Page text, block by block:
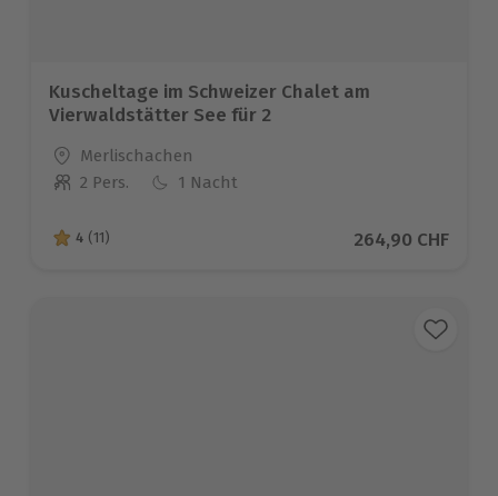
Kuscheltage im Schweizer Chalet am
Vierwaldstätter See für 2
Standort
Merlischachen
Anzahl der Teilnehmer
2 Pers. 1 Nacht
4 von 5 Sternen basierend auf 11 Bewertungen
4 (11) Aktueller Preis
264,90 CHF